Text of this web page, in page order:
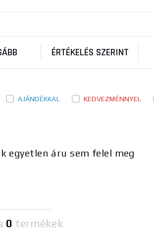
ÉRTÉKELÉS SZERINT
AJÁNDÉKKAL KEDVEZMÉNNYEL
egyetlen áru sem felel meg
0 termékek